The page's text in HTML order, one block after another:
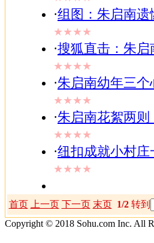
·组图：朱启南
★★★★
·搜狐直击：朱
★★★★
·朱启南幼年三
★★★★
·朱启南花絮两
★★★★
·纽扣成就小村
★★★★
首页 上一页 下一页 末页 1/2转到
Copyright © 2018 Sohu.com Inc. All